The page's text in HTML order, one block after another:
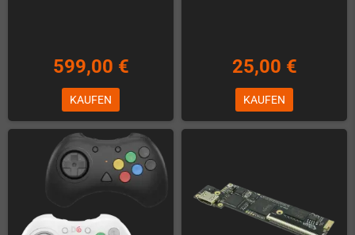
599,00 €
KAUFEN
25,00 €
KAUFEN